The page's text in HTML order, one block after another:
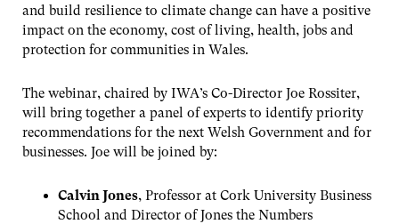
and build resilience to climate change can have a positive
impact on the economy, cost of living, health, jobs and
protection for communities in Wales.
The webinar, chaired by IWA’s Co-Director Joe Rossiter,
will bring together a panel of experts to identify priority
recommendations for the next Welsh Government and for
businesses. Joe will be joined by:
Calvin Jones, Professor at Cork University Business
School and Director of Jones the Numbers